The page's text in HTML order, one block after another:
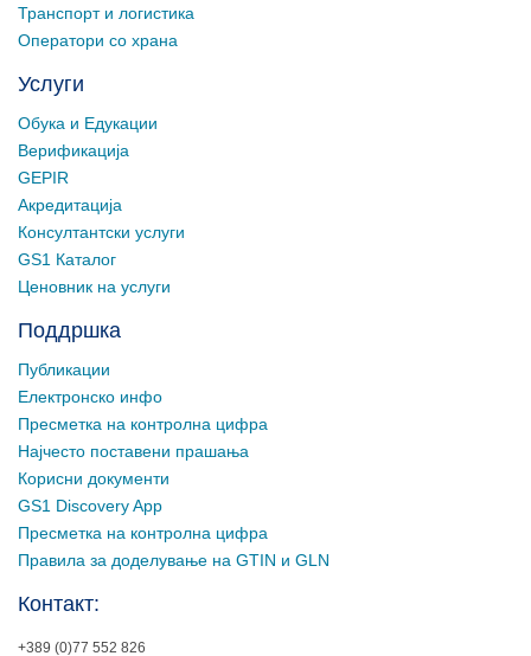
Транспорт и логистика
Оператори со храна
Услуги
Обука и Едукации
Верификација
GEPIR
Акредитација
Консултантски услуги
GS1 Каталог
Ценовник на услуги
Поддршка
Публикации
Електронско инфо
Пресметка на контролна цифра
Најчесто поставени прашања
Корисни документи
GS1 Discovery App
Пресметка на контролна цифра
Правила за доделување на GTIN и GLN
Контакт:
+389 (0)77 552 826